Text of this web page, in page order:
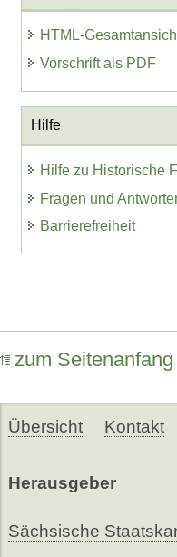
HTML-
Vorschrift als PDF
Hilfe
Hilfe zu Historische
Fragen und
Barrierefreiheit
zum Seitenanfang
Übersicht Kontakt
Herausgeber
Sächsische